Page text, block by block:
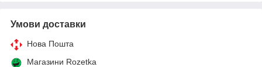
Умови доставки
Нова Пошта
Магазини Rozetka